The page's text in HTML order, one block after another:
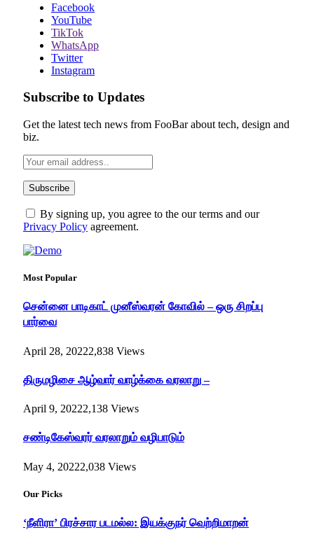
Facebook
YouTube
TikTok
WhatsApp
Twitter
Instagram
Subscribe to Updates
Get the latest tech news from FooBar about tech, design and
biz.
By signing up, you agree to the our terms and our
Privacy Policy agreement.
Most Popular
சென்னை பாடிகாட் முனீஸ்வரன் கோவில் – ஒரு சிறப்பு
பார்வை
April 28, 20222,838 Views
திருமழிசை ஆழ்வார் வாழ்க்கை வரலாறு –
April 9, 20222,138 Views
சண்டிகேஸ்வரர் வரலாறும் வழிபாடும்
May 4, 20222,038 Views
Our Picks
‘நீளிரா’ பிரச்சார படமல்ல: இயக்குநர் வெற்றிமாறன்